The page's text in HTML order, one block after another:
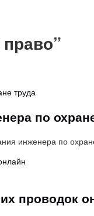
по
инженера по
проводок